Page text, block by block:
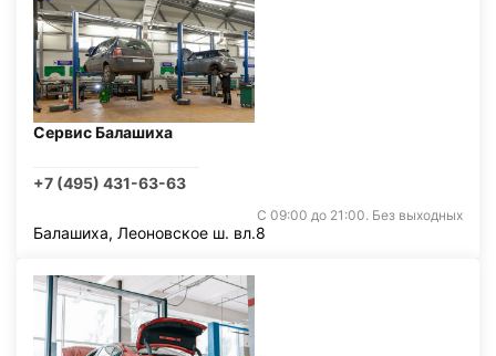
Сервис Балашиха
+7 (495) 431-63-63
С 09:00 до 21:00. Без выходных
Балашиха, Леоновское ш. вл.8